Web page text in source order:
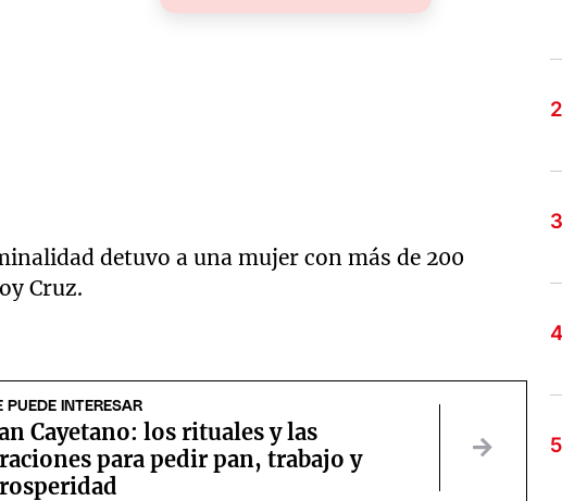
detuvo a una mujer con más de 200
Cruz.
PUEDE INTERESAR
Cayetano: los rituales y las
para pedir pan, trabajo y